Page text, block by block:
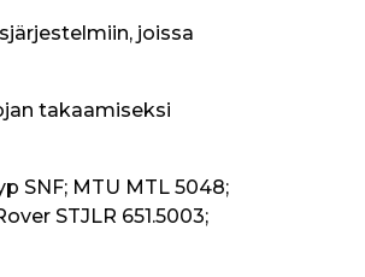
joissa
takaamiseksi
SNF; MTU MTL 5048;
STJLR 651.5003;